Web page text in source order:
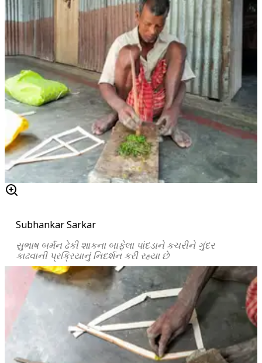
Subhankar Sarkar
સુભાષ બર્મન ઢેકી શાકના બાફેલા પાંદડાને કચરીને ગુંદર
કાઢવાની પ્રક્રિયાનું નિદર્શન કરી રહ્યા છે